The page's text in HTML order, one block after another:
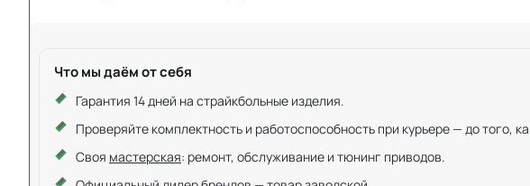
Что мы даём от себя
Гарантия 14 дней на страйкбольные изделия.
Проверяйте комплектность и работоспособность при курьере — до того,
Своя мастерская: ремонт, обслуживание и тюнинг приводов.